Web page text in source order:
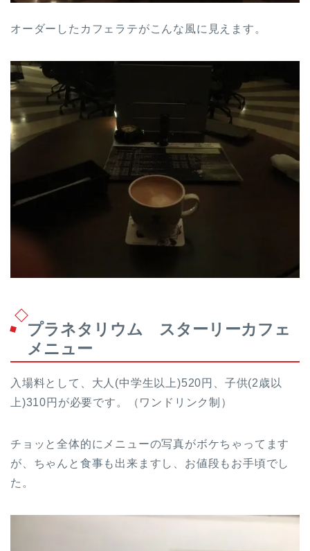
オーダーしたカフェラテがこんな風に見えます。
プラネタリウム スターリーカフェ
メニュー
入場料として、大人(中学生以上)520円、子供(2歳以
上)310円が必要です。（ワンドリンク制）
チョッと全体的にメニューの写真がボケちゃってます
が、ちゃんと食事も出来ますし、お値段もお手頃でし
た。